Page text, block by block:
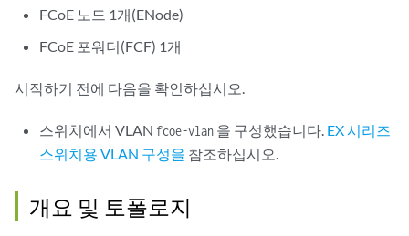
FCoE 노드 1개(ENode)
FCoE 포워더(FCF) 1개
시작하기 전에 다음을 확인하십시오.
스위치에서 VLAN fcoe-vlan 을 구성했습니다. EX 시리즈
스위치용 VLAN 구성을 참조하십시오.
개요 및 토폴로지